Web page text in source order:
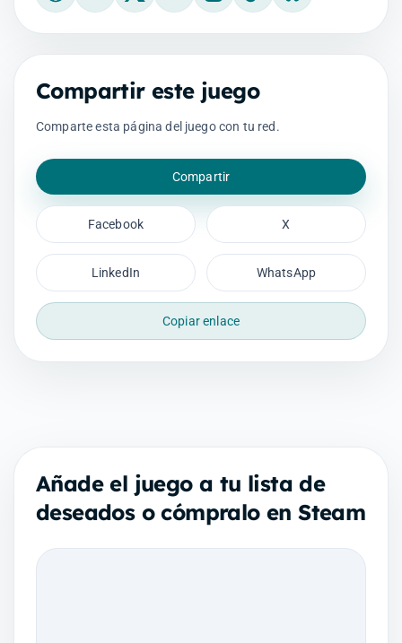
Compartir este juego
Comparte esta página del juego con tu red.
Compartir
Facebook X
LinkedIn WhatsApp
Copiar enlace
Añade el juego a tu lista de
deseados o cómpralo en Steam